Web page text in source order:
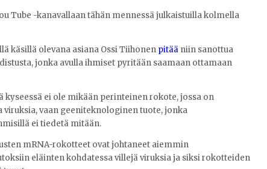
Tube -kanavallaan tähän mennessä julkaistuilla kolmella
käsillä olevana asiana Ossi Tiihonen pitää niin sanottua
jonka avulla ihmiset pyritään saamaan ottamaan
kyseessä ei ole mikään perinteinen rokote, jossa on
vaan geeniteknologinen tuote, jonka
ei tiedetä mitään.
mRNA-rokotteet ovat johtaneet aiemmin
eläinten kohdatessa villejä viruksia ja siksi rokotteiden